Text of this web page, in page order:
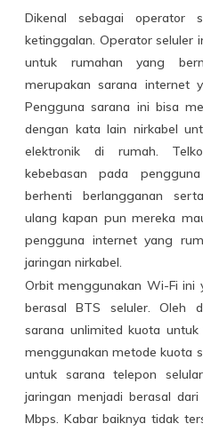
Dikenal sebagai operator
ketinggalan. Operator seluler
untuk rumahan yang
merupakan sarana internet
Pengguna sarana ini bisa
dengan kata lain nirkabel
elektronik di rumah.
kebebasan pada
berhenti berlangganan
ulang kapan pun mereka
pengguna internet yang
jaringan nirkabel.
Orbit menggunakan Wi-Fi ini
berasal BTS seluler. Oleh
sarana unlimited kuota
menggunakan metode kuota
untuk sarana telepon
jaringan menjadi berasal
Mbps. Kabar baiknya tidak